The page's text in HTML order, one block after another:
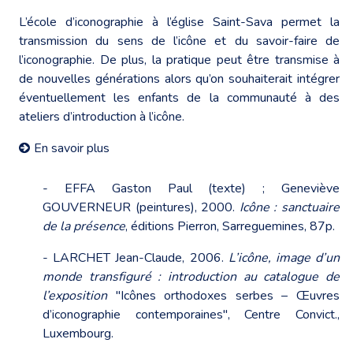
L’école d’iconographie à l’église Saint-Sava permet la
transmission du sens de l’icône et du savoir-faire de
l’iconographie. De plus, la pratique peut être transmise à
de nouvelles générations alors qu’on souhaiterait intégrer
éventuellement les enfants de la communauté à des
ateliers d’introduction à l’icône.
En savoir plus
- EFFA Gaston Paul (texte) ; Geneviève
GOUVERNEUR (peintures), 2000. Icône : sanctuaire
de la présence, éditions Pierron, Sarreguemines, 87p.
- LARCHET Jean-Claude, 2006. L’icône, image d’un
monde transfiguré : introduction au catalogue de
l’exposition"Icônes orthodoxes serbes – Œuvres
d’iconographie contemporaines", Centre Convict.,
Luxembourg.